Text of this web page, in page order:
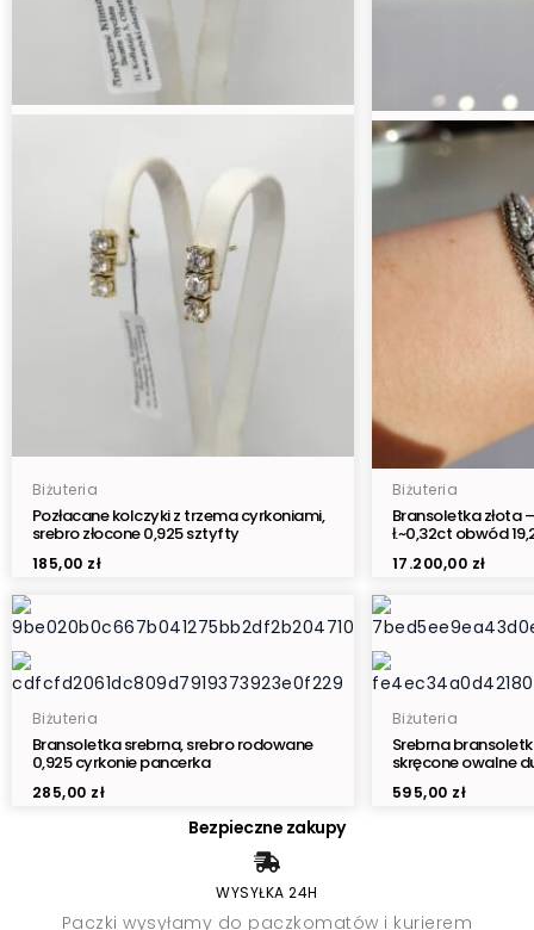
Biżuteria
Pozłacane kolczyki z trzema cyrkoniami,
srebro złocone 0,925 sztyfty
185,00 zł
Biżuteria
Bransoletka złota
ł.~0,32ct obwód
17.200,00 zł
Biżuteria
Bransoletka srebrna, srebro rodowane
0,925 cyrkonie pancerka
285,00 zł
Biżuteria
Srebrna
skręcone owalne
595,00 zł
Bezpieczne zakupy
WYSYŁKA 24H
Paczki wysyłamy do paczkomatów i kurierem